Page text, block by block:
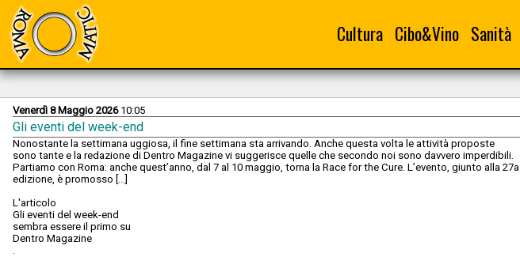
Cultura Cibo&Vino Sanità
Venerdì 8 Maggio 202610:05
Gli eventi del week-end
Nonostante la settimana uggiosa, il fine settimana sta arrivando. Anche questa volta le attività proposte
sono tante e la redazione di Dentro Magazine vi suggerisce quelle che secondo noi sono davvero imperdibili.
Partiamo con Roma: anche quest’anno, dal 7 al 10 maggio, torna la Race for the Cure. L’evento, giunto alla 27a
edizione, è promosso […]
L'articolo
Gli eventi del week-end
sembra essere il primo su
Dentro Magazine
.